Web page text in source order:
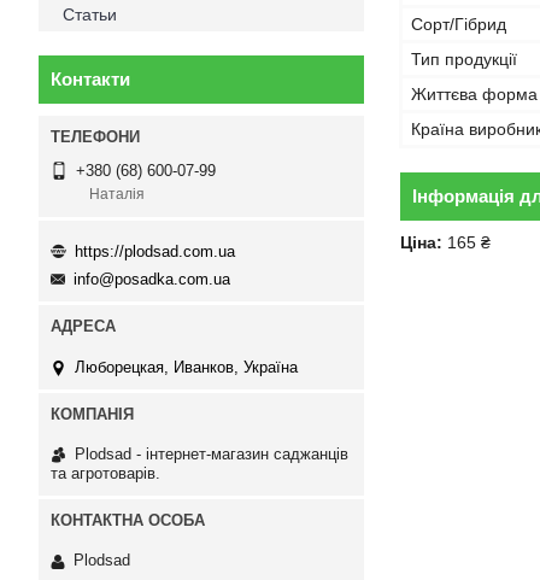
Сорт/Гібрид
Тип продукції
Життєва форма
Країна
Інформація
Ціна: 165 ₴
Статьи
Контакти
+380 (68) 600-07-99
Наталія
https://plodsad.com.ua
info@posadka.com.ua
Люборецкая, Иванков, Україна
Plodsad - інтернет-магазин саджанців
та агротоварів.
Plodsad